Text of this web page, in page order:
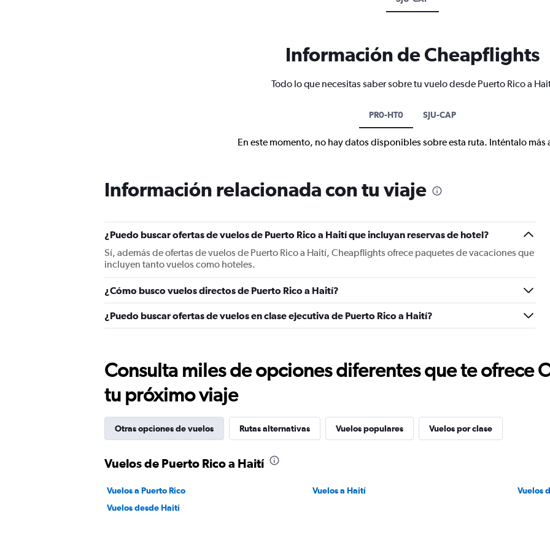
Información de Cheapflights
Todo lo que necesitas saber sobre tu vuelo desde Puerto Rico a
PR0-HT0 SJU-CAP
En este momento, no hay datos disponibles sobre esta ruta. Inténtalo más
Información relacionada con tu viaje
¿Puedo buscar ofertas de vuelos de Puerto Rico a Haití que incluyan reservas de hotel?
Sí, además de ofertas de vuelos de Puerto Rico a Haití, Cheapflights ofrece paquetes de vacaciones que
incluyen tanto vuelos como hoteles.
¿Cómo busco vuelos directos de Puerto Rico a Haití?
¿Puedo buscar ofertas de vuelos en clase ejecutiva de Puerto Rico a Haití?
Consulta miles de opciones diferentes que te ofrece
tu próximo viaje
Otras opciones de vuelos Rutas alternativas Vuelos populares Vuelos por clase
Vuelos de Puerto Rico a Haití
Vuelos a Puerto Rico Vuelos a Haití
Vuelos
Vuelos desde Haití